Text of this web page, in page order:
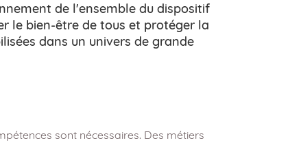
de l'ensemble du dispositif
le bien-être de tous et protéger la
dans un univers de grande
sont nécessaires. Des métiers